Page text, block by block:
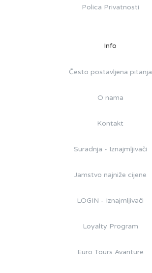
Polica Privatnosti
Info
Često postavljena pitanja
O nama
Kontakt
Suradnja - Iznajmljivači
Jamstvo najniže cijene
LOGIN - Iznajmljivači
Loyalty Program
Euro Tours Avanture